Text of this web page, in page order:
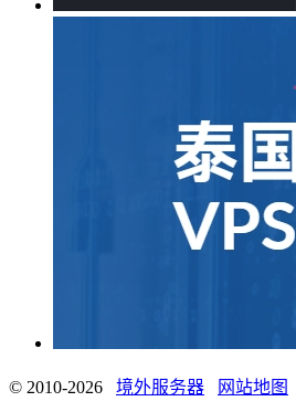
© 2010-2026 境外服务器 网站地图